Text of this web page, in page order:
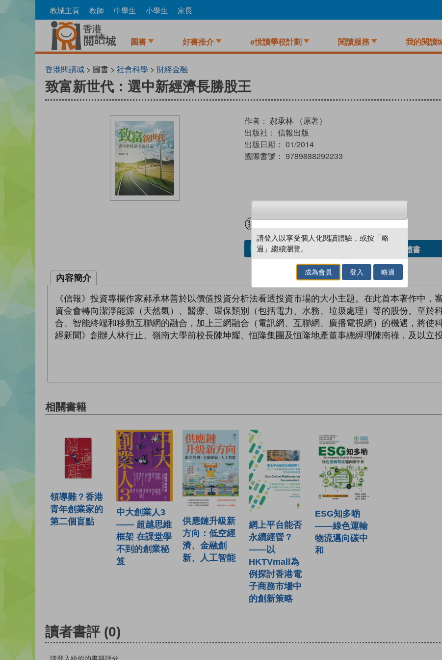
to
教城主頁 教師 中學生 小學生 家長
圖書 好書推介 e悅讀學校計劃 閱讀服務 我的閱讀
香港閱讀城 > 圖書 > 社會科學 > 財經金融
致富新世代：選中新經濟長勝股王
作者： 郝承林 （原著）
出版社： 信報出版
出版日期： 01/2014
國際書號： 9789888292233
加入／閱讀電子書 借閱實體書
內容簡介
《信報》投資專欄作家郝承林善於以價值投資分析法看透投資市場的大小主題。在此首本著作中，
資金會轉向潔淨能源（天然氣）、醫療、環保類別（包括電力、水務、垃圾處理）等的股份。至於
合、智能終端和移動互聯網的融合，加上三網融合（電訊網、互聯網、廣播電視網）的機遇，將使
經新聞》創辦人林行止、嶺南大學前校長陳坤耀、恒隆集團及恒隆地產董事總經理陳南祿，及以立
相關書籍
領導難？香港
青年創業家的
第二個盲點
中大創業人3
—— 超越思維
框架 在課堂學
不到的創業秘
笈
供應鏈升級新
方向：低空經
濟、金融創
新、人工智能
網上平台能否
永續經營？
——以
HKTVmall為
例探討香港電
子商務市場中
的創新策略
ESG知多啲
——綠色運輸
物流邁向碳中
和
讀者書評 (0)
請登入以享受個人化閱讀體驗，或按「略
過」繼續瀏覽。
成為會員 登入 略過